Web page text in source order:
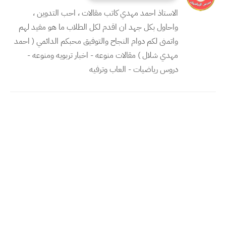
الاستاذ احمد مهدي كاتب مقالات ، احب التدوين ،
واحاول بكل جهد ان اقدم لكل الطلاب ما هو مفيد لهم
واتمنى لكم دوام النجاح والتوفيق محبكم الدائمي ( احمد
مهدي شلال ) مقالات منوعه - اخبار تربويه ومنوعه -
دروس رياضيات - العاب وترفيه